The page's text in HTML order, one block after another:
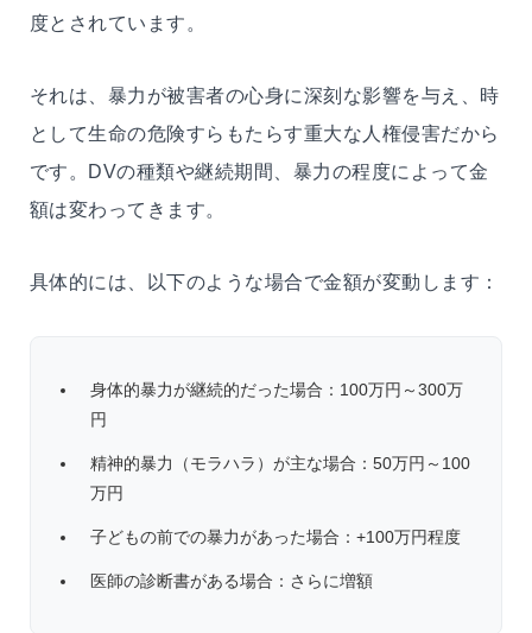
度とされています。
それは、暴力が被害者の心身に深刻な影響を与え、時
として生命の危険すらもたらす重大な人権侵害だから
です。DVの種類や継続期間、暴力の程度によって金
額は変わってきます。
具体的には、以下のような場合で金額が変動します：
身体的暴力が継続的だった場合：100万円～300万
円
精神的暴力（モラハラ）が主な場合：50万円～100
万円
子どもの前での暴力があった場合：+100万円程度
医師の診断書がある場合：さらに増額